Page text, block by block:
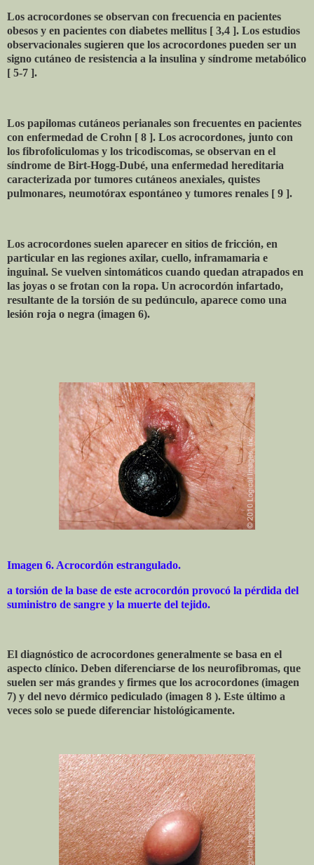
Los acrocordones se observan con frecuencia en pacientes
obesos y en pacientes con diabetes mellitus [ 3,4 ]. Los estudios
observacionales sugieren que los acrocordones pueden ser un
signo cutáneo de resistencia a la insulina y síndrome metabólico
[ 5-7 ].
Los papilomas cutáneos perianales son frecuentes en pacientes
con enfermedad de Crohn [ 8 ]. Los acrocordones, junto con
los fibrofoliculomas y los tricodiscomas, se observan en el
síndrome de Birt-Hogg-Dubé, una enfermedad hereditaria
caracterizada por tumores cutáneos anexiales, quistes
pulmonares, neumotórax espontáneo y tumores renales [ 9 ].
Los acrocordones suelen aparecer en sitios de fricción, en
particular en las regiones axilar, cuello, inframamaria e
inguinal. Se vuelven sintomáticos cuando quedan atrapados en
las joyas o se frotan con la ropa. Un acrocordón infartado,
resultante de la torsión de su pedúnculo, aparece como una
lesión roja o negra (imagen 6).
Imagen 6. Acrocordón estrangulado.
a torsión de la base de este acrocordón provocó la pérdida del
suministro de sangre y la muerte del tejido.
El diagnóstico de acrocordones generalmente se basa en el
aspecto clínico. Deben diferenciarse de los neurofibromas, que
suelen ser más grandes y firmes que los acrocordones (imagen
7) y del nevo dérmico pediculado (imagen 8 ). Este último a
veces solo se puede diferenciar histológicamente.